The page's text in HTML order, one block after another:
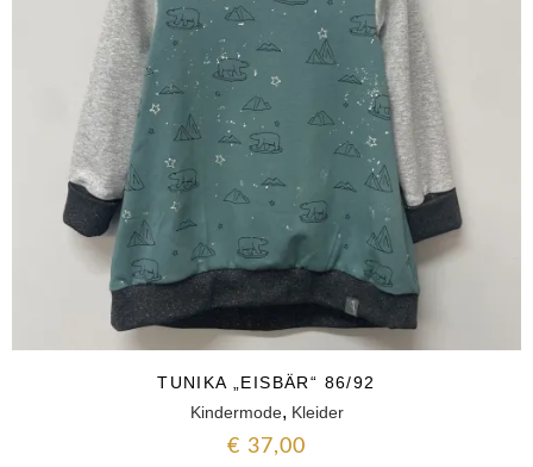
TUNIKA „EISBÄR“ 86/92
Kindermode, Kleider
€ 37,00